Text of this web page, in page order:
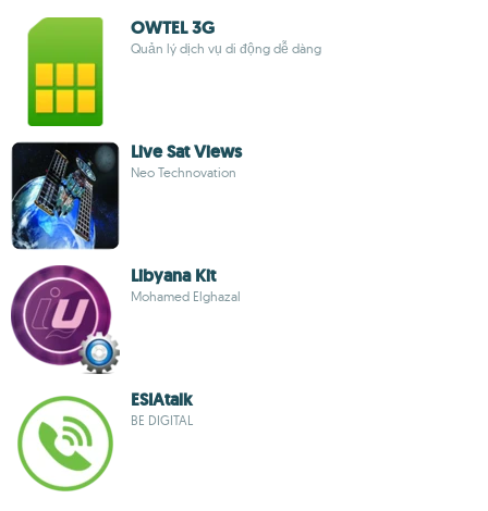
OWTEL 3G
Quản lý dịch vụ di động dễ dàng
Live Sat Views
Neo Technovation
Libyana Kit
Mohamed Elghazal
ESIAtalk
BE DIGITAL